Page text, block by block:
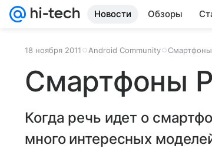
Новости Обзоры
18 ноября 2011 Android Community Смартфоны
Смартфоны
Когда речь идет о
много интересных